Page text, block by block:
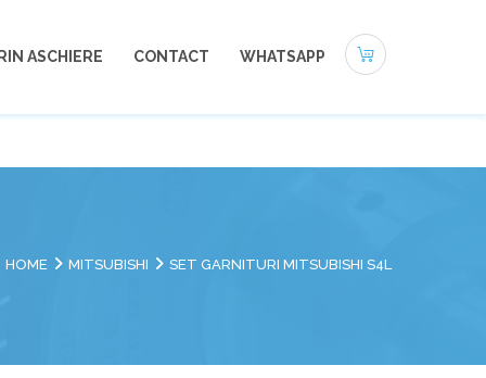
ASCHIERE CONTACT WHATSAPP
HOME MITSUBISHI SET GARNITURI MITSUBISHI S4L